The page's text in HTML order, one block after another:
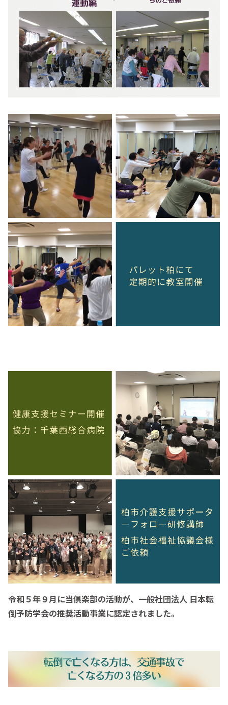
令和５年９月に当倶楽部の活動が、一般社団法人 日本転
倒予防学会の推奨活動事業に認定されました。